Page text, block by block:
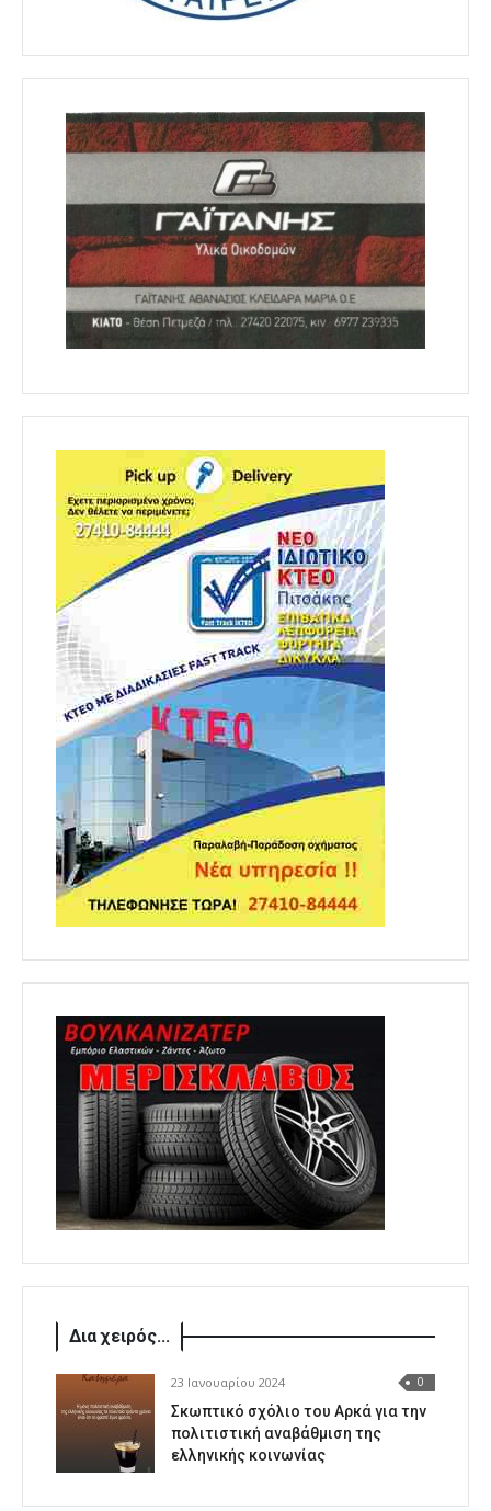
Δια χειρός...
23 Ιανουαρίου 2024 0
Σκωπτικό σχόλιο του Αρκά για την
πολιτιστική αναβάθμιση της
ελληνικής κοινωνίας